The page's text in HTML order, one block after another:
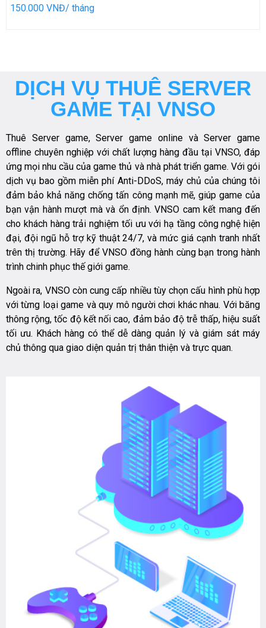
150.000 VNĐ/ tháng
DỊCH VỤ THUÊ SERVER
GAME TẠI VNSO
Thuê Server game, Server game online và Server game
offline chuyên nghiệp với chất lượng hàng đầu tại VNSO, đáp
ứng mọi nhu cầu của game thủ và nhà phát triển game. Với gói
dịch vụ bao gồm miễn phí Anti-DDoS, máy chủ của chúng tôi
đảm bảo khả năng chống tấn công mạnh mẽ, giúp game của
bạn vận hành mượt mà và ổn định. VNSO cam kết mang đến
cho khách hàng trải nghiệm tối ưu với hạ tầng công nghệ hiện
đại, đội ngũ hỗ trợ kỹ thuật 24/7, và mức giá cạnh tranh nhất
trên thị trường. Hãy để VNSO đồng hành cùng bạn trong hành
trình chinh phục thế giới game.
Ngoài ra, VNSO còn cung cấp nhiều tùy chọn cấu hình phù hợp
với từng loại game và quy mô người chơi khác nhau. Với băng
thông rộng, tốc độ kết nối cao, đảm bảo độ trễ thấp, hiệu suất
tối ưu. Khách hàng có thể dễ dàng quản lý và giám sát máy
chủ thông qua giao diện quản trị thân thiện và trực quan.